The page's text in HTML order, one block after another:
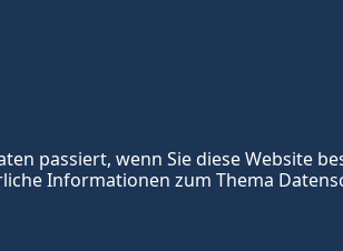
passiert, wenn Sie diese Website
Informationen zum Thema